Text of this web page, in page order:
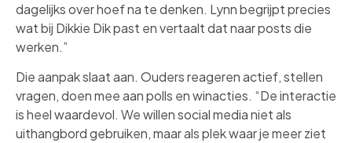
dagelijks over hoef na te denken. Lynn begrijpt precies
wat bij Dikkie Dik past en vertaalt dat naar posts die
werken.”
Die aanpak slaat aan. Ouders reageren actief, stellen
vragen, doen mee aan polls en winacties. “De interactie
is heel waardevol. We willen social media niet als
uithangbord gebruiken, maar als plek waar je meer ziet